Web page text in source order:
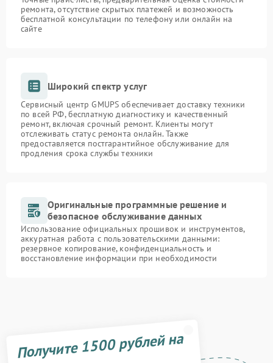
ремонта, отсутствие скрытых платежей и возможность
бесплатной консультации по телефону или онлайн на
сайте
Широкий спектр услуг
Сервисный центр GMUPS обеспечивает доставку техники
по всей РФ, бесплатную диагностику и качественный
ремонт, включая срочный ремонт. Клиенты могут
отслеживать статус ремонта онлайн. Также
предоставляется постгарантийное обслуживание для
продления срока службы техники
Оригинальные программные решение и
безопасное обслуживание данных
Использование официальных прошивок и инструментов,
аккуратная работа с пользовательскими данными:
резервное копирование, конфиденциальность и
восстановление информации при необходимости
Получите 1500 рублей на